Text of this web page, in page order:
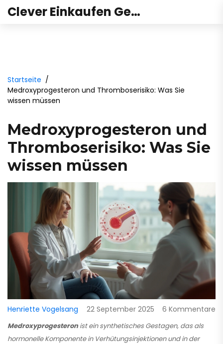
Clever Einkaufen Gesundheit
Startseite
Medroxyprogesteron und Thromboserisiko: Was Sie
wissen müssen
Medroxyprogesteron und
Thromboserisiko: Was Sie
wissen müssen
Henriette Vogelsang 22 September 2025 6 Kommentare
Medroxyprogesteron ist ein synthetischesGestagen, das als
hormonelle Komponente in Verhütungsinjektionen und in der